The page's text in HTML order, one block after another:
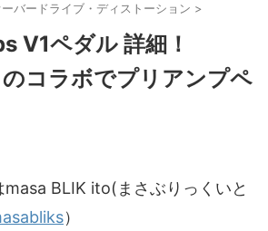
ーバードライブ・ディストーション >
V1ペダル 詳細！
コラボでプリアンプペ
masa BLIK ito(まさぶりっくいと
）